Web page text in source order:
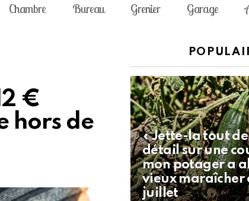
Chambre Bureau Grenier Garage
€
hors de
« Jette-la tout de
détail sur une
mon potager a
vieux maraîcher
juillet